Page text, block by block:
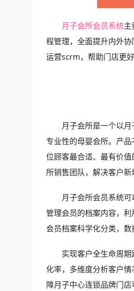
月子会所会员系统主
程管理，全面提升内外
运营scrm，帮助门店更
月子会所是一个以
专业性的母婴会所。产
位顾客最合适、最有价
所销售团队，解决客户新
月子会所会员系统
管理会员的档案内容，
会员档案科学化分类，
实现客户全生命周
化率，多维度分析客户
障月子中心连锁品牌门店